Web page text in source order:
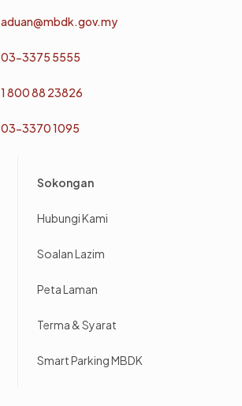
aduan@mbdk.gov.my
03-3375 5555
1 800 88 23826
03-3370 1095
Sokongan
Hubungi Kami
Soalan Lazim
Peta Laman
Terma & Syarat
Smart Parking MBDK